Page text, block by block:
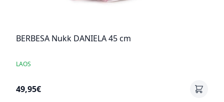
BERBESA Nukk DANIELA 45 cm
LAOS
49,95€